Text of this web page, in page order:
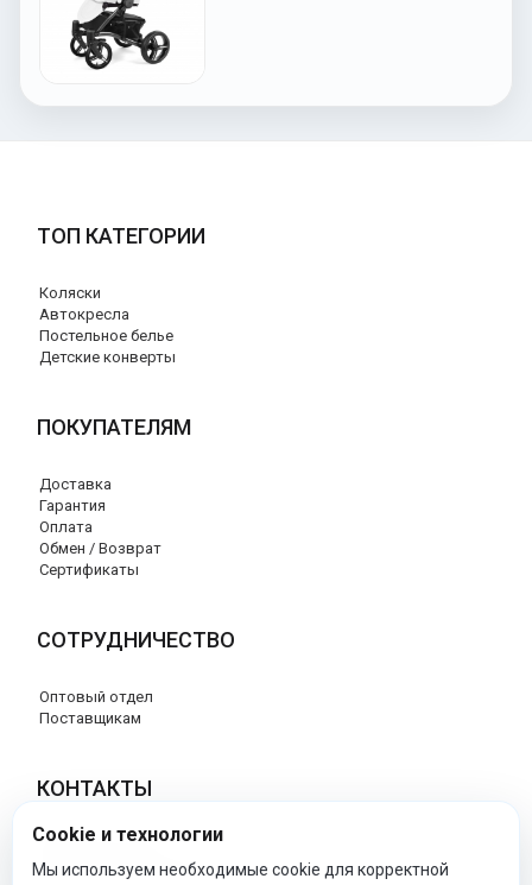
ТОП КАТЕГОРИИ
Коляски
Автокресла
Постельное белье
Детские конверты
ПОКУПАТЕЛЯМ
Доставка
Гарантия
Оплата
Обмен / Возврат
Сертификаты
СОТРУДНИЧЕСТВО
Оптовый отдел
Поставщикам
КОНТАКТЫ
8 (800) 707-76-34
info@esspero-market.ru
Cookie и технологии
Мы используем необходимые cookie для корректной